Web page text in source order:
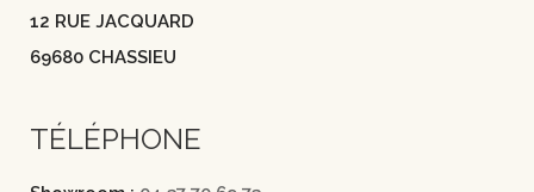
12 RUE JACQUARD
69680 CHASSIEU
TÉLÉPHONE